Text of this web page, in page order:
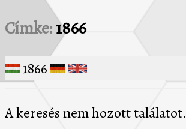
Címke:1866
1866
A keresés nem hozott találatot.